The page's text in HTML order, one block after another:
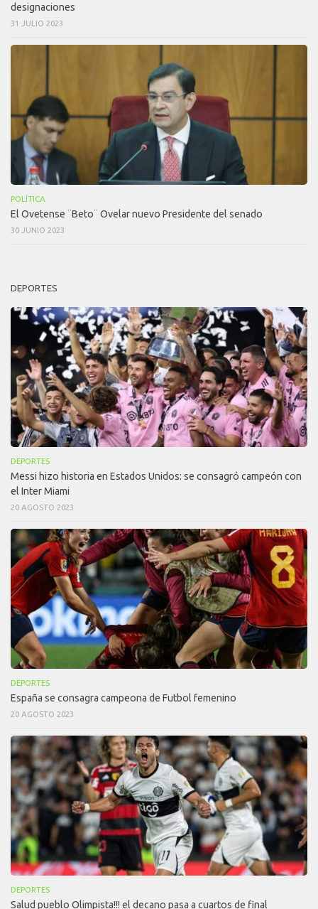
designaciones
31 JULIO 2023
POLÍTICA
El Ovetense ¨Beto¨ Ovelar nuevo Presidente del senado
30 JUNIO 2023
DEPORTES
DEPORTES
Messi hizo historia en Estados Unidos: se consagró campeón con
el Inter Miami
20 AGOSTO 2023
DEPORTES
España se consagra campeona de Futbol femenino
20 AGOSTO 2023
DEPORTES
Salud pueblo Olimpista!!! el decano pasa a cuartos de final